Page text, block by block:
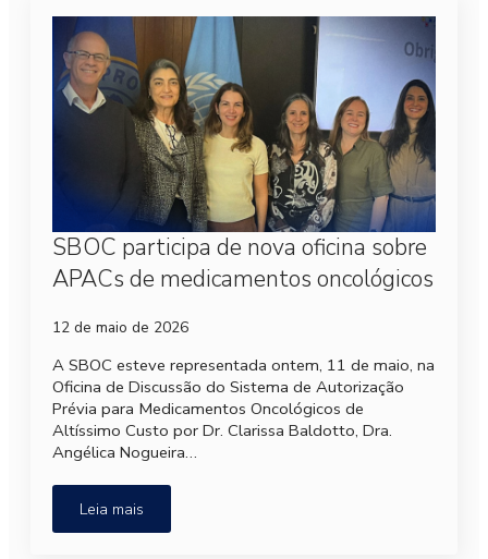
SBOC participa de nova oficina sobre
APACs de medicamentos oncológicos
12 de maio de 2026
A SBOC esteve representada ontem, 11 de maio, na
Oficina de Discussão do Sistema de Autorização
Prévia para Medicamentos Oncológicos de
Altíssimo Custo por Dr. Clarissa Baldotto, Dra.
Angélica Nogueira…
Leia mais